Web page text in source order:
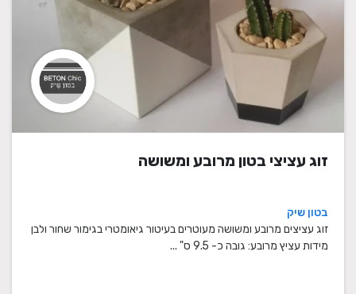
זוג עציצי בטון מרובע ומשושה
בטון שיק
זוג עציצים מרובע ומשושה מעוטרים בעיטור גיאומטרי בגימור שחור ולבן
מידות עציץ מרובע: גובה כ- 9.5 ס" ...